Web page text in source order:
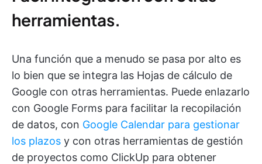
herramientas.
Una función que a menudo se pasa por alto es
lo bien que se integra las Hojas de cálculo de
Google con otras herramientas. Puede enlazarlo
con Google Forms para facilitar la recopilación
de datos, con Google Calendar para gestionar
los plazos y con otras herramientas de gestión
de proyectos como ClickUp para obtener